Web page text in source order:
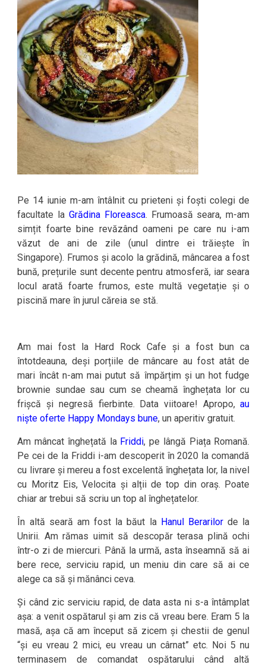
Pe 14 iunie m-am întâlnit cu prieteni și foști colegi de
facultate laGrădina Floreasca. Frumoasă seara, m-am
simțit foarte bine revăzând oameni pe care nu i-am
văzut de ani de zile (unul dintre ei trăiește în
Singapore). Frumos și acolo la grădină, mâncarea a fost
bună, prețurile sunt decente pentru atmosferă, iar seara
locul arată foarte frumos, este multă vegetație și o
piscină mare în jurul căreia se stă.
Am mai fost la Hard Rock Cafe și a fost bun ca
întotdeauna, deși porțiile de mâncare au fost atât de
mari încât n-am mai putut să împărțim și un hot fudge
brownie sundae sau cum se cheamă înghețata lor cu
frișcă și negresă fierbinte. Data viitoare! Apropo,au
niște oferte Happy Mondays bune, un aperitiv gratuit.
Am mâncat înghețată la Friddi, pe lângă Piața Romană.
Pe cei de la Friddi i-am descoperit în 2020 la comandă
cu livrare și mereu a fost excelentă înghețata lor, la nivel
cu Moritz Eis, Velocita și alții de top din oraș. Poate
chiar ar trebui să scriu un top al înghețatelor.
În altă seară am fost la băut la Hanul Berarilorde la
Unirii. Am rămas uimit să descopăr terasa plină ochi
într-o zi de miercuri. Până la urmă, asta înseamnă să ai
bere rece, serviciu rapid, un meniu din care să ai ce
alege ca să și mănânci ceva.
Și când zic serviciu rapid, de data asta ni s-a întâmplat
așa: a venit ospătarul și am zis că vreau bere. Eram 5 la
masă, așa că am început să zicem și chestii de genul
“și eu vreau 2 mici, eu vreau un cârnat” etc. Noi 5 nu
terminasem de comandat ospătarului când altă